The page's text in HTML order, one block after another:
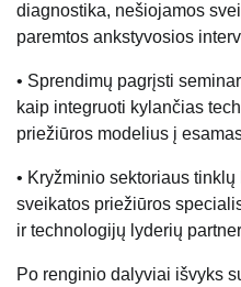
diagnostika, nešiojamos
paremtos ankstyvosios
• Sprendimų pagrįsti
kaip integruoti kylančias
priežiūros modelius į
• Kryžminio sektoriaus
sveikatos priežiūros
ir technologijų lyderių
Po renginio dalyviai išvyks